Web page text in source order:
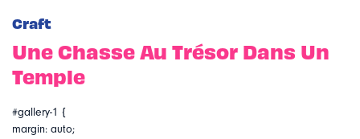
Craft
Une Chasse Au Trésor Dans Un
Temple
#gallery-1 {
margin: auto;